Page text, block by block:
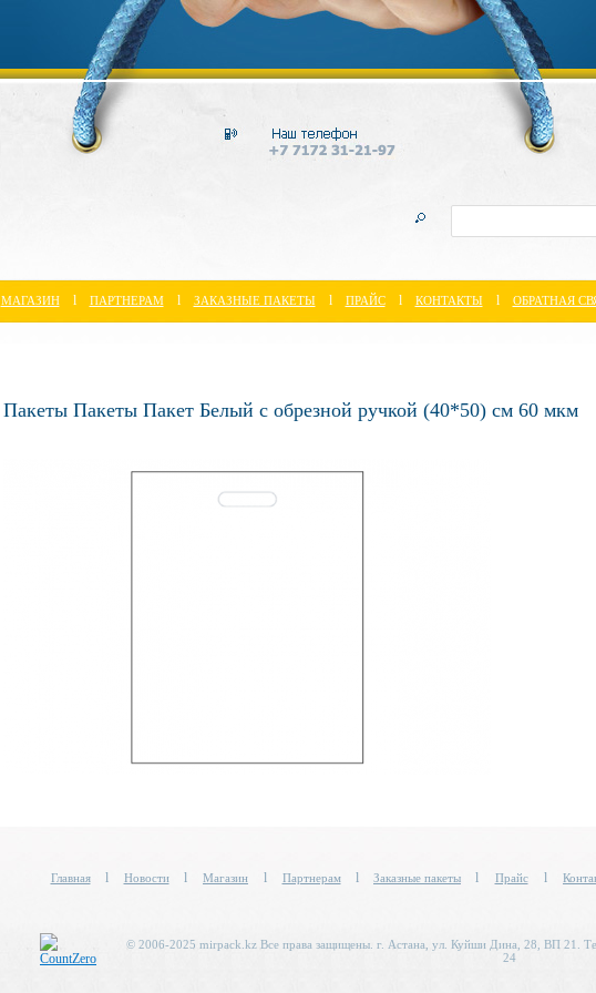
МАГАЗИН l ПАРТНЕРАМ l ЗАКАЗНЫЕ ПАКЕТЫ l ПРАЙС l КОНТАКТЫ l ОБРАТНАЯ
Пакеты Пакеты Пакет Белый с обрезной ручкой (40*50) см 60 мкм
Главная l Новости l Магазин l Партнерам l Заказные пакеты l Прайс l
© 2006-2025 mirpack.kz Все права защищены. г. Астана, ул. Куйши Дина, 28, ВП 21.
24